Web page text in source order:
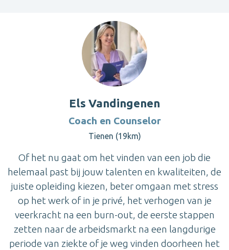
Els Vandingenen
Coach en Counselor
Tienen (19km)
Of het nu gaat om het vinden van een job die
helemaal past bij jouw talenten en kwaliteiten, de
juiste opleiding kiezen, beter omgaan met stress
op het werk of in je privé, het verhogen van je
veerkracht na een burn-out, de eerste stappen
zetten naar de arbeidsmarkt na een langdurige
periode van ziekte of je weg vinden doorheen het